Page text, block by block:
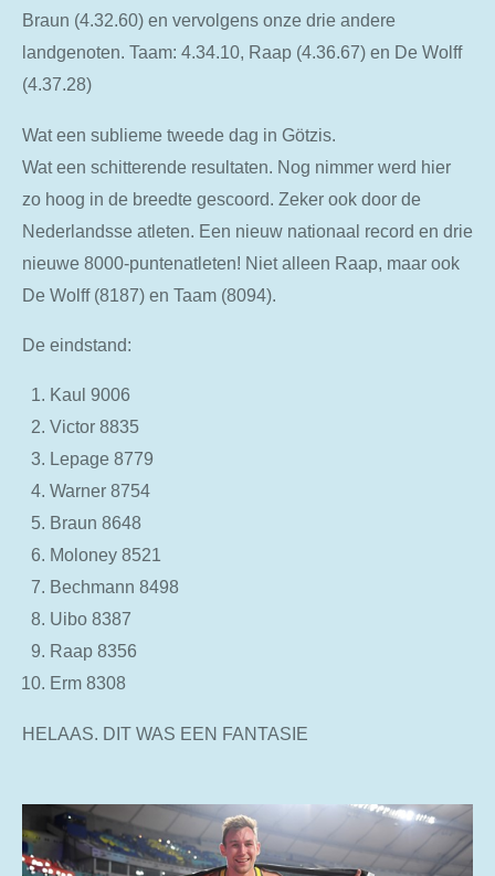
Braun (4.32.60) en vervolgens onze drie andere
landgenoten. Taam: 4.34.10, Raap (4.36.67) en De Wolff
(4.37.28)
Wat een sublieme tweede dag in Götzis.
Wat een schitterende resultaten. Nog nimmer werd hier
zo hoog in de breedte gescoord. Zeker ook door de
Nederlandsse atleten. Een nieuw nationaal record en drie
nieuwe 8000-puntenatleten! Niet alleen Raap, maar ook
De Wolff (8187) en Taam (8094).
De eindstand:
Kaul 9006
Victor 8835
Lepage 8779
Warner 8754
Braun 8648
Moloney 8521
Bechmann 8498
Uibo 8387
Raap 8356
Erm 8308
HELAAS. DIT WAS EEN FANTASIE